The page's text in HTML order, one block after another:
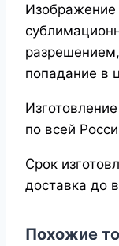
Изображение
попадание в
по всей
Срок
доставка до
Похожие